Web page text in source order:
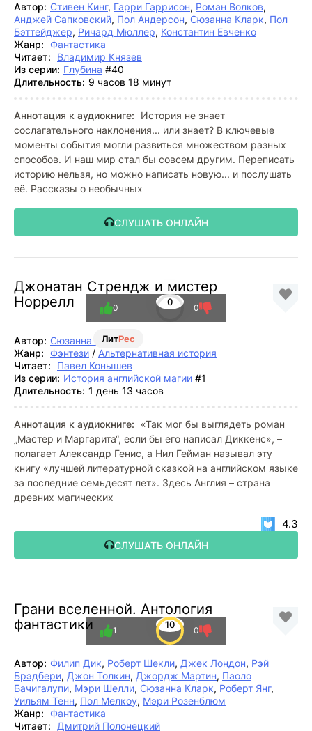
Автор: Стивен Кинг, Гарри Гаррисон, Роман Волков,
Анджей Сапковский, Пол Андерсон, Сюзанна Кларк, Пол
Бэттейджер, Ричард Мюллер, Константин Евченко
Жанр:
Фантастика
Читает:
Владимир Князев
Из серии: Глубина #40
Длительность: 9 часов 18 минут
Аннотация к аудиокниге:
История не знает
сослагательного наклонения... или знает? В ключевые
моменты события могли развиться множеством разных
способов. И наш мир стал бы совсем другим. Переписать
историю нельзя, но можно написать новую... и послушать
её. Рассказы о необычных
СЛУШАТЬ ОНЛАЙН
Джонатан Стрендж и мистер
Норрелл
ЛитРес
0
0 0
Автор: Сюзанна Кларк
Жанр:
Фэнтези / Альтернативная история
Читает:
Павел Конышев
Из серии: История английской магии #1
Длительность: 1 день 13 часов
Аннотация к аудиокниге:
«Так мог бы выглядеть роман
„Мастер и Маргарита“, если бы его написал Диккенс», –
полагает Александр Генис, а Нил Гейман называл эту
книгу «лучшей литературной сказкой на английском языке
за последние семьдесят лет». Здесь Англия – страна
древних магических
СЛУШАТЬ ОНЛАЙН
4.3
Грани вселенной. Антология
фантастики
10
1 0
Автор: Филип Дик, Роберт Шекли, Джек Лондон, Рэй
Брэдбери, Джон Толкин, Джордж Мартин, Паоло
Бачигалупи, Мэри Шелли, Сюзанна Кларк, Роберт Янг,
Уильям Тенн, Пол Мелкоу, Мэри Розенблюм
Жанр:
Фантастика
Читает:
Дмитрий Полонецкий